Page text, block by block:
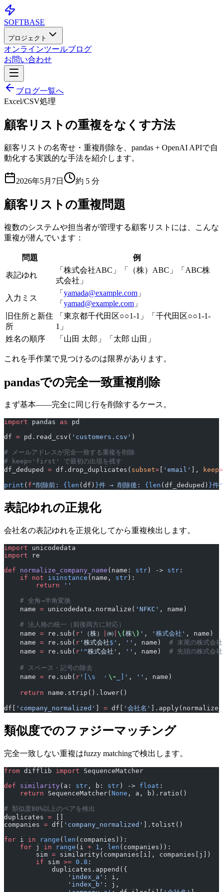
SOFTBASE
プロジェクト
オンラインツールブログ
お問い合わせ
ブログ一覧へ
Excel/CSV処理
顧客リストの重複をなくす方法
顧客リストの名寄せ・重複削除を、pandas + OpenAI APIで自
動化する実践的な手法を紹介します。
2026年5月7日 約 5 分
顧客リストの重複問題
複数のシステムや担当者が管理する顧客リストには、こんな
重複が潜んでいます：
問題 例
表記ゆれ
「株式会社ABC」「（株）ABC」「ABC株
式会社」
入力ミス
「 yamada@example.com 」
「 yamad@example.com 」
旧住所と新住
所
「東京都千代田区○○1-1」「千代田区○○1-1-
1」
姓名の順序
「山田 太郎」「太郎 山田」
これを手作業で見つけるのは限界があります。
pandasでの完全一致重複削除
まず基本——完全に同じ行を削除するケース。
import pandas as pd
df = pd.read_csv( 'customers.csv' )
# メールアドレスが完全一致する重複を削除
# keep='first' で最初の出現を残す
df_deduped = df.drop_duplicates( subset= 'email' ], keep=
print ( f "削除前: {len (df) }件 → 削除後: {len (df_deduped) }件"
表記ゆれの正規化
会社名の表記ゆれを正規化してから重複検出します。
import unicodedata
import re
def normalize_company_name (name: str ) -> str :
    if
not isinstance (name, str ):
        return
''
    # 全角→半角変換
    name
= unicodedata.normalize( 'NFKC' , name)
    # 法人格の統一（前後両方に対応）
    name
= re.sub( r ' （株） ㈱ \(株\) ' , '株式会社' , name)
    name
= re.sub( r ' 株式会社$ ' , '' , name) # 末尾の株式会
    name
= re.sub( r ' ^株式会社 ' , '' , name) # 先頭の株式会
    # スペース・記号の除去
    name
= re.sub( r ' [\s　・ \- ' , '' , name)
    return
name.strip().lower()
df[ 'company_normalized' = df[ '会社名'
類似度でのファジーマッチング
完全一致しない重複はfuzzy matchingで検出します。
from difflib import SequenceMatcher
def similarity(a: str , b: str ) -> float :
    return
SequenceMatcher( None , a, b).ratio()
# 類似度80%以上のペアを検出
duplicates =
companies = df[ 'company_normalized'
].tolist()
for i in range ( len (companies)):
    for
j in range (i + 1 , len (companies)):
        sim
= similarity(companies[i], companies[j])
        if
sim >= 0.8 :
            duplicates.append({
                'index_a'
: i,
                'index_b'
: j,